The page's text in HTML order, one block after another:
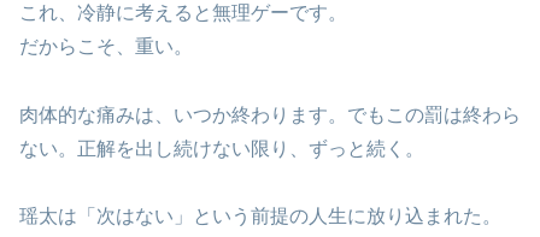
これ、冷静に考えると無理ゲーです。
だからこそ、重い。
肉体的な痛みは、いつか終わります。でもこの罰は終わら
ない。正解を出し続けない限り、ずっと続く。
瑶太は「次はない」という前提の人生に放り込まれた。